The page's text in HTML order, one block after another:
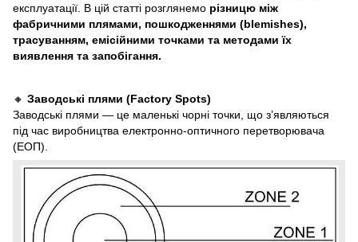
експлуатації. В цій статті розглянемо різницю між
фабричними плямами, пошкодженнями (blemishes),
трасуванням, емісійними точками та методами їх
виявлення та запобігання.
🔸 Заводські плями (Factory Spots)
Заводські плями — це маленькі чорні точки, що з’являються
під час виробництва електронно-оптичного перетворювача
(ЕОП).